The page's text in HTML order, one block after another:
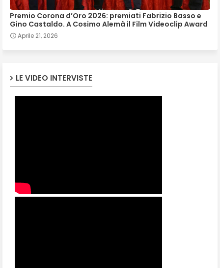
Premio Corona d’Oro 2026: premiati Fabrizio Basso e
Gino Castaldo. A Cosimo Alemà il Film Videoclip Award
Aprile 21, 2026
LE VIDEO INTERVISTE